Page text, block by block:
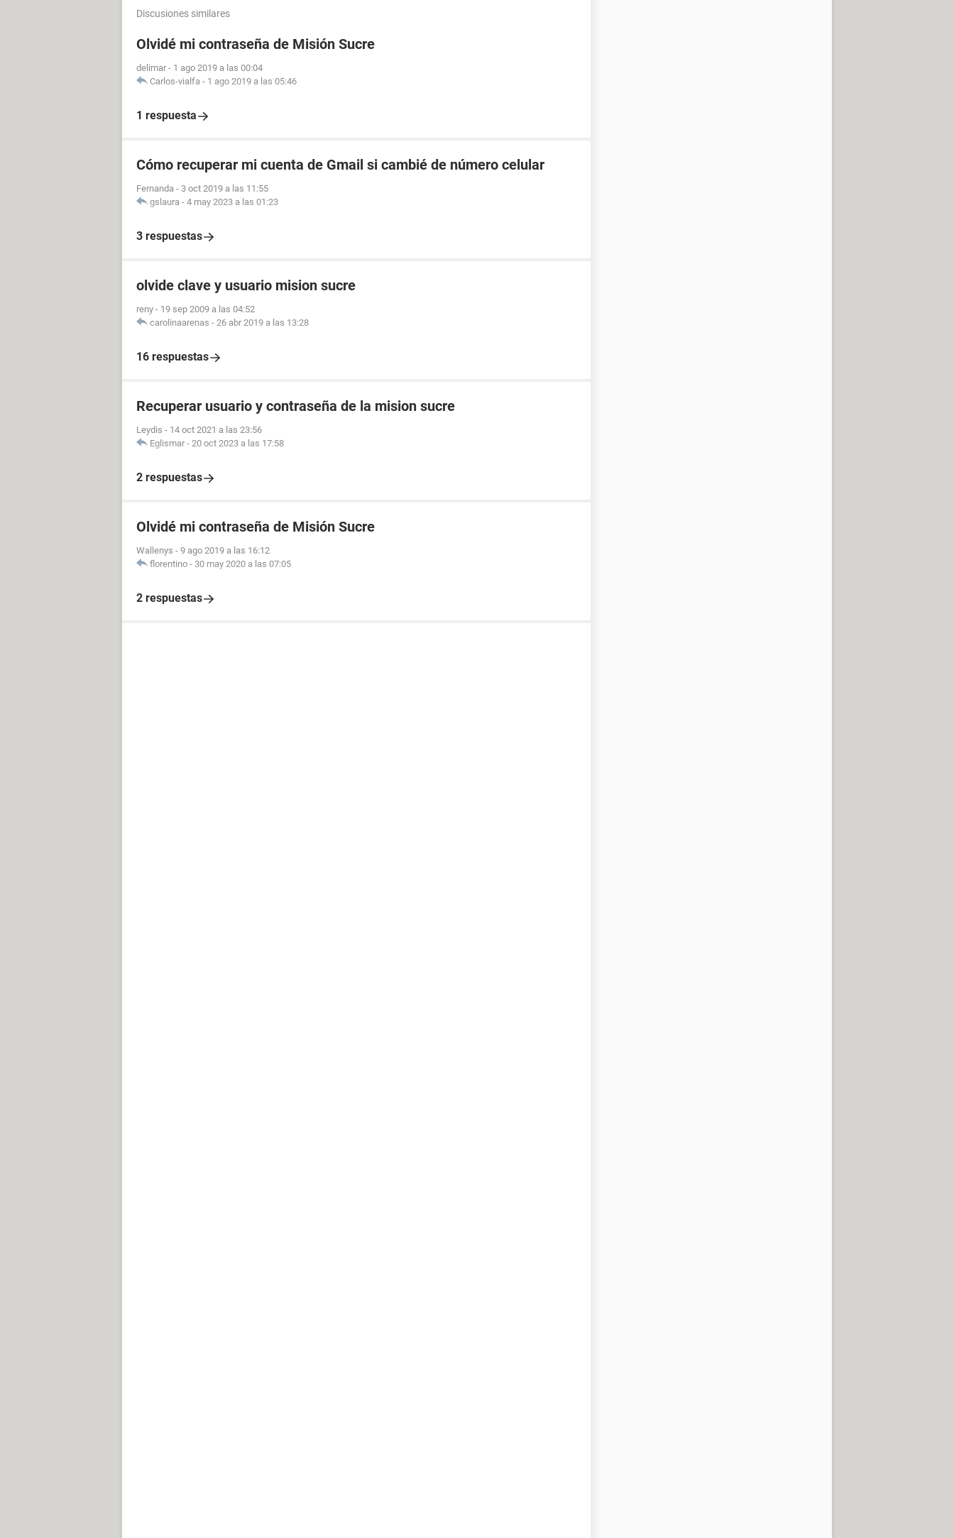
Discusiones similares
Olvidé mi contraseña de Misión Sucre
delimar - 1 ago 2019 a las 00:04
Carlos-vialfa - 1 ago 2019 a las 05:46
1 respuesta
Cómo recuperar mi cuenta de Gmail si cambié de número celular
Fernanda - 3 oct 2019 a las 11:55
gslaura - 4 may 2023 a las 01:23
3 respuestas
olvide clave y usuario mision sucre
reny - 19 sep 2009 a las 04:52
carolinaarenas - 26 abr 2019 a las 13:28
16 respuestas
Recuperar usuario y contraseña de la mision sucre
Leydis - 14 oct 2021 a las 23:56
Eglismar - 20 oct 2023 a las 17:58
2 respuestas
Olvidé mi contraseña de Misión Sucre
Wallenys - 9 ago 2019 a las 16:12
florentino - 30 may 2020 a las 07:05
2 respuestas